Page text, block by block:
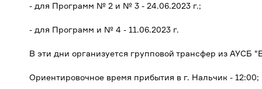
- для Программ № 2 и № 3 - 24.06.2023 г.;
- для Программ и № 4 - 11.06.2023 г.
В эти дни организуется групповой трансфер из АУСБ
Ориентировочное время прибытия в г. Нальчик - 12:00;